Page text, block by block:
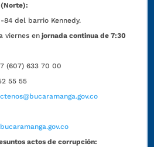
(Norte):
84 del barrio Kennedy.
viernes en jornada continua de 7:30
(607) 633 70 00
55 55
actos de corrupción: